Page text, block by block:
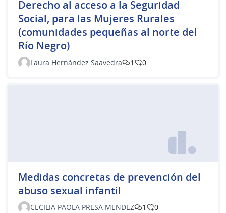
Derecho al acceso a la Seguridad
Social, para las Mujeres Rurales
(comunidades pequeñas al norte del
Río Negro)
Laura Hernández Saavedra 1 0
Medidas concretas de prevención del
abuso sexual infantil
CECILIA PAOLA PRESA MENDEZ 1 0